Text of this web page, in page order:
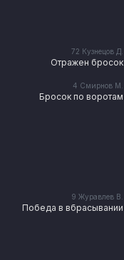
72 Кузнецов Д.
Отражен бросок
4 Смирнов М.
Бросок по воротам
9 Журавлев В.
Победа в вбрасывании